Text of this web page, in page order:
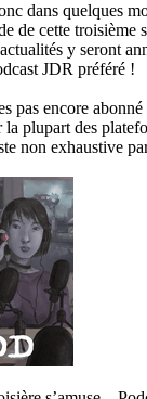
dans quelques
de cette troisième
y seront
JDR préféré !
pas encore
plupart des
non exhaustive